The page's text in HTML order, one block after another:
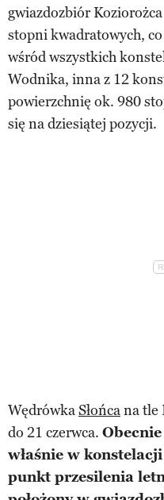
gwiazdozbiór
stopni kwadratowych,
wśród wszystkich
Wodnika, inna z 12
powierzchnię ok. 980
się na dziesiątej pozycji.
WędrówkaSłońcana tle
do 21 czerwca.
właśnie w konstelacji
punkt przesilenia